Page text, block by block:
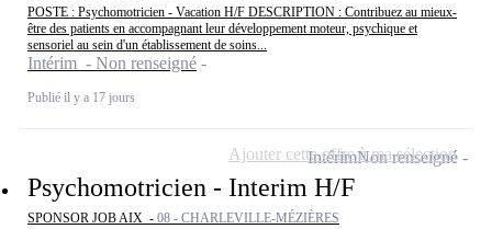
POSTE : Psychomotricien - Vacation H/F DESCRIPTION : Contribuez au mieux-
être des patients en accompagnant leur développement moteur, psychique et
sensoriel au sein d'un établissement de soins...
Intérim - Non renseigné
Publié il y a 17 jours
Psychomotricien - Interim H/F
SPONSOR JOB AIX - 08 - CHARLEVILLE-MÉZIÈRES
IntérimNon renseigné
Ajouter cette offre à ma sélection